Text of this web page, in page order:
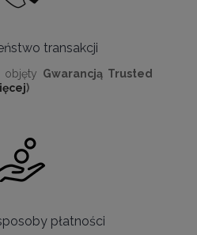
transakcji
objęty Gwarancją Trusted
)
płatności